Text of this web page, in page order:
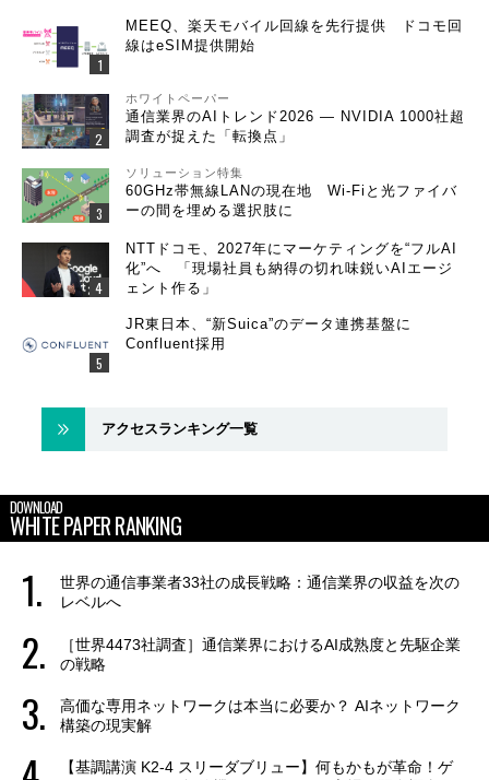
MEEQ、楽天モバイル回線を先行提供 ドコモ回
線はeSIM提供開始
ホワイトペーパー
通信業界のAIトレンド2026 ― NVIDIA 1000社超
調査が捉えた「転換点」
ソリューション特集
60GHz帯無線LANの現在地 Wi-Fiと光ファイバ
ーの間を埋める選択肢に
NTTドコモ、2027年にマーケティングを“フルAI
化”へ 「現場社員も納得の切れ味鋭いAIエージ
ェント作る」
JR東日本、“新Suica”のデータ連携基盤に
Confluent採用
アクセスランキング一覧
DOWNLOAD
WHITE PAPER RANKING
世界の通信事業者33社の成長戦略：通信業界の収益を次の
レベルへ
［世界4473社調査］通信業界におけるAI成熟度と先駆企業
の戦略
高価な専用ネットワークは本当に必要か？ AIネットワーク
構築の現実解
【基調講演 K2-4 スリーダブリュー】何もかもが革命！ゲ